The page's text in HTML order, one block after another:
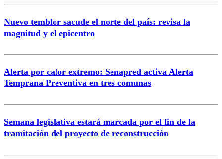
Nuevo temblor sacude el norte del país: revisa la
magnitud y el epicentro
Alerta por calor extremo: Senapred activa Alerta
Temprana Preventiva en tres comunas
Semana legislativa estará marcada por el fin de la
tramitación del proyecto de reconstrucción